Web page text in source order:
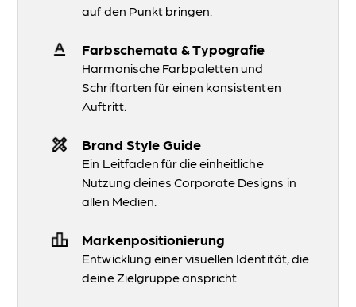
Damit jeder Kunde immer weiß wo er was zu finden hat.
DESIGNER
PUBLISHER
DJI DROHNE
FIGMA
FRAMER
NIKON KAMERA
RELUME WEBFLOW
auf den Punkt bringen.
Farbschemata & Typografie
Harmonische Farbpaletten und
Schriftarten für einen konsistenten
Auftritt.
Brand Style Guide
Ein Leitfaden für die einheitliche
Nutzung deines Corporate Designs in
allen Medien.
Markenpositionierung
Entwicklung einer visuellen Identität, die
deine Zielgruppe anspricht.